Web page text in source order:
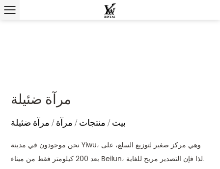
مرآة ضئيلة
بيت / منتجات / مرآة / مرآة ضئيلة
نحن موجودون في مدينة Yiwu، وهي مركز صغير لتوزيع السلع، على
بعد 200 كيلومتر فقط من ميناء Beilun، لذا فإن التصدير مريح للغاية.